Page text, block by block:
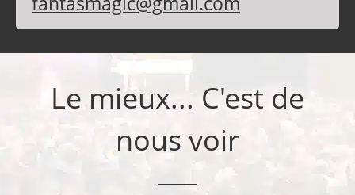
Le mieux... C'est de
nous voir